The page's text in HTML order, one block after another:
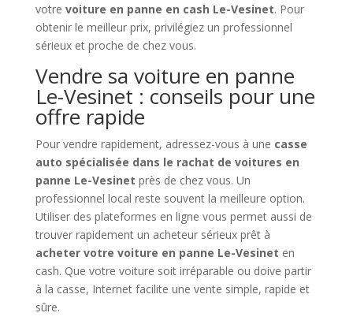
votre voiture en panne en cash Le-Vesinet. Pour
obtenir le meilleur prix, privilégiez un professionnel
sérieux et proche de chez vous.
Vendre sa voiture en panne
Le-Vesinet : conseils pour une
offre rapide
Pour vendre rapidement, adressez-vous à une casse
auto spécialisée dans le rachat de voitures en
panne Le-Vesinet près de chez vous. Un
professionnel local reste souvent la meilleure option.
Utiliser des plateformes en ligne vous permet aussi de
trouver rapidement un acheteur sérieux prêt à
acheter votre voiture en panne Le-Vesinet en
cash. Que votre voiture soit irréparable ou doive partir
à la casse, Internet facilite une vente simple, rapide et
sûre.